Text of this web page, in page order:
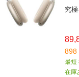
究
898
最短
在庫